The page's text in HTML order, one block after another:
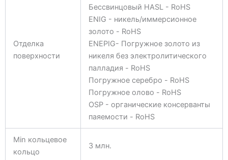
Отделка
поверхности
Бессвинцовый HASL - RoHS
ENIG - никель/иммерсионное
золото - RoHS
ENEPIG- Погружное золото из
никеля без электролитического
палладия - RoHS
Погружное серебро - RoHS
Погружное олово - RoHS
OSP - органические консерванты
паяемости - RoHS
Min кольцевое
кольцо
3 млн.